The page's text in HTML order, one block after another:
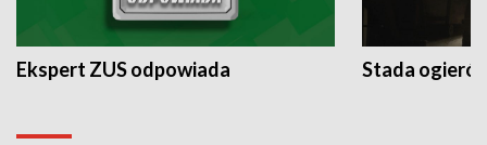
Ekspert ZUS odpowiada Stada